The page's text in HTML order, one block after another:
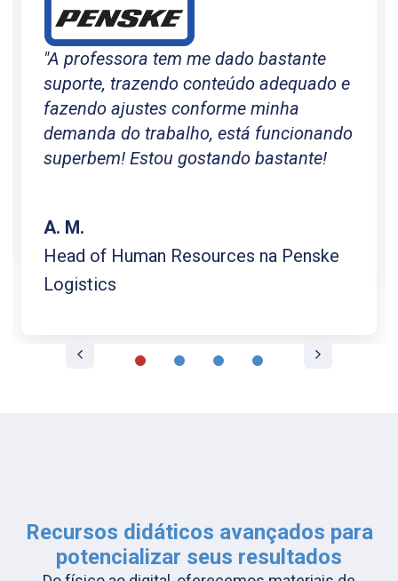
"A professora tem me dado bastante
suporte, trazendo conteúdo adequado e
fazendo ajustes conforme minha
demanda do trabalho, está funcionando
superbem! Estou gostando bastante!
A. M.
Head of Human Resources na Penske
Logistics
2 3 4
Recursos didáticos avançados para
potencializar seus resultados